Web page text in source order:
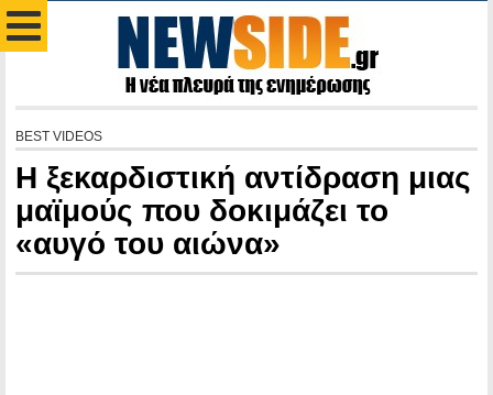
BEST VIDEOS
Η ξεκαρδιστική αντίδραση μιας
μαϊμούς που δοκιμάζει το
«αυγό του αιώνα»